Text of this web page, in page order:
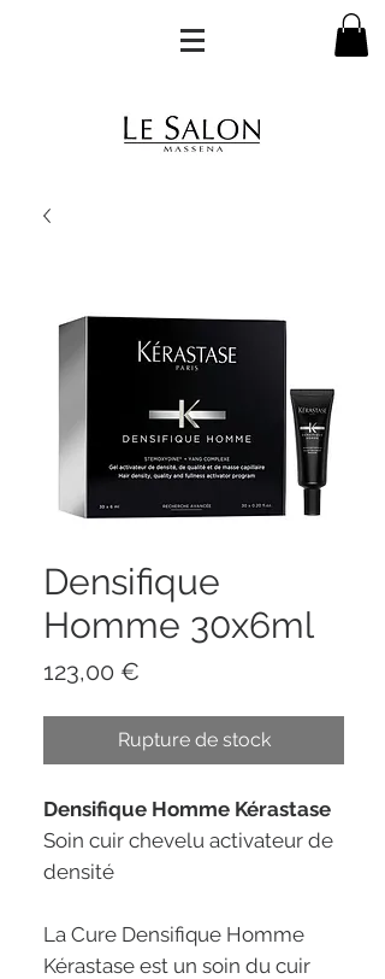
Densifique
Homme 30x6ml
123,00 €
Rupture de stock
Densifique Homme Kérastase
Soin cuir chevelu activateur de
densité
La Cure Densifique Homme
Kérastase est un soin du cuir